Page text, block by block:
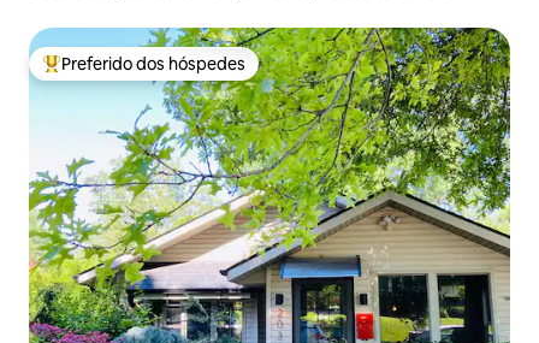
Entre os melhores preferidos dos hóspedes
Preferido dos hóspedes